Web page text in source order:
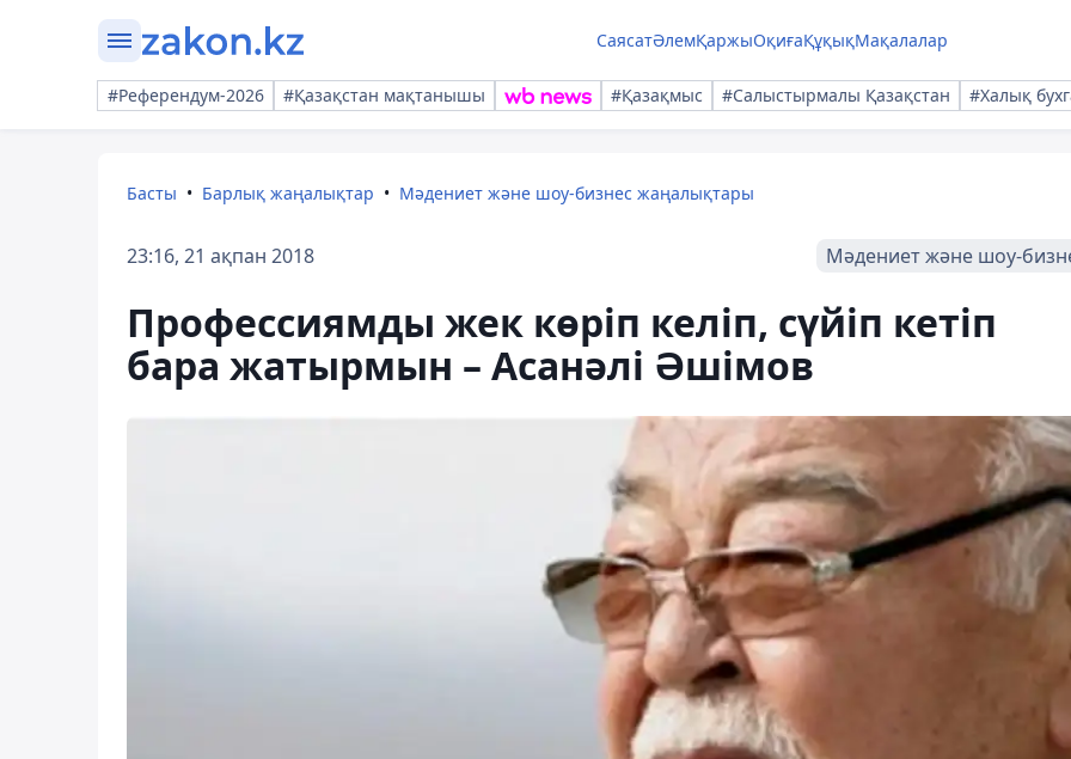
СаясатӘлемҚаржыОқиғаҚұқықМақалалар
#Референдум-2026 #Қазақстан мақтанышы #Қазақмыс #Салыстырмалы Қазақстан #Халық
Басты Барлық жаңалықтар Мәдениет және шоу-бизнес жаңалықтары
23:16, 21 ақпан 2018 Мәдениет және шоу-
Профессиямды жек көріп келіп, сүйіп кетіп
бара жатырмын – Асанәлі Әшімов